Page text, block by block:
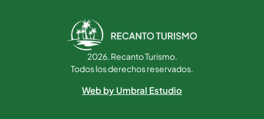
2026. Recanto Turismo.
Todos los derechos reservados.
Web by Umbral Estudio